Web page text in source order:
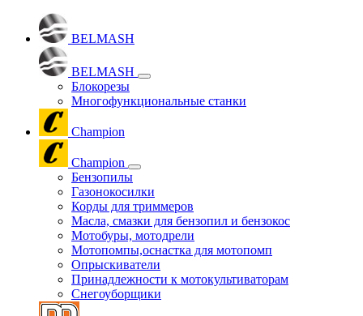
BELMASH
BELMASH
Блокорезы
Многофункциональные станки
Champion
Champion
Бензопилы
Газонокосилки
Корды для триммеров
Масла, смазки для бензопил и бензокос
Мотобуры, мотодрели
Мотопомпы,оснастка для мотопомп
Опрыскиватели
Принадлежности к мотокультиваторам
Снегоуборщики